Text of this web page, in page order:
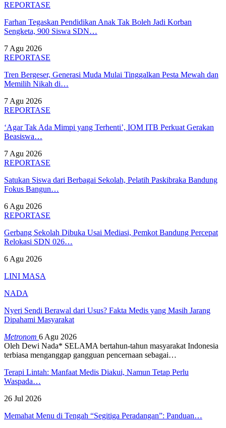
REPORTASE
Farhan Tegaskan Pendidikan Anak Tak Boleh Jadi Korban
Sengketa, 900 Siswa SDN…
7 Agu 2026
REPORTASE
Tren Bergeser, Generasi Muda Mulai Tinggalkan Pesta Mewah dan
Memilih Nikah di…
7 Agu 2026
REPORTASE
‘Agar Tak Ada Mimpi yang Terhenti’, IOM ITB Perkuat Gerakan
Beasiswa…
7 Agu 2026
REPORTASE
Satukan Siswa dari Berbagai Sekolah, Pelatih Paskibraka Bandung
Fokus Bangun…
6 Agu 2026
REPORTASE
Gerbang Sekolah Dibuka Usai Mediasi, Pemkot Bandung Percepat
Relokasi SDN 026…
6 Agu 2026
LINI MASA
NADA
Nyeri Sendi Berawal dari Usus? Fakta Medis yang Masih Jarang
Dipahami Masyarakat
Metronom 6 Agu 2026
Oleh Dewi Nada* SELAMA bertahun-tahun masyarakat Indonesia
terbiasa menganggap gangguan pencernaan sebagai…
Terapi Lintah: Manfaat Medis Diakui, Namun Tetap Perlu
Waspada…
26 Jul 2026
Memahat Menu di Tengah “Segitiga Peradangan”: Panduan…